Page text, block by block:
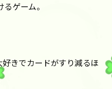
ゲーム。
きでカードがすり減るほ